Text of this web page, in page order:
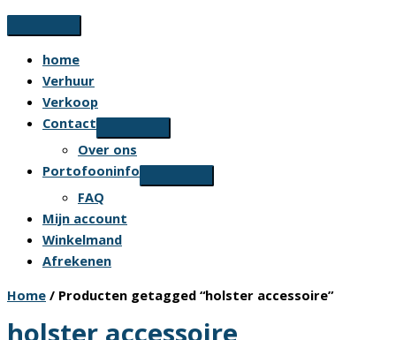
home
Verhuur
Verkoop
Contact
Over ons
Portofooninfo
FAQ
Mijn account
Winkelmand
Afrekenen
Home / Producten getagged “holster accessoire”